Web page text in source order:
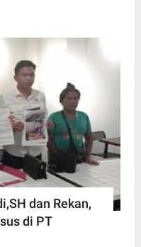
dan Rekan,
di PT